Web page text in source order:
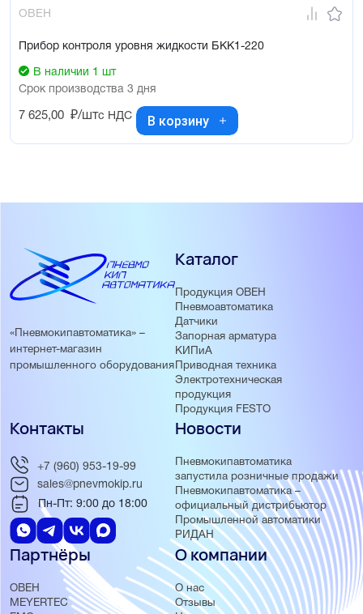
ОВЕН
Прибор контроля уровня жидкости БКК1-220
В наличии 1 шт
Срок производства 3 дня
7 625,00 ₽/штс НДС В корзину
«Пневмокипавтоматика» –
интернет-магазин
промышленного оборудования
Каталог
Продукция ОВЕН
Пневмоавтоматика
Датчики
Запорная арматура
КИПиА
Приводная техника
Электротехническая
продукция
Продукция FESTO
Новости
Пневмокипавтоматика
запустила розничные продажи
Пневмокипавтоматика –
официальный дистрибьютор
Промышленной автоматики
РИДАН
Партнёры
ОВЕН
MEYERTEC
О компании
О нас
Отзывы
Контакты
+7 (960) 953-19-99
sales@pnevmokip.ru
Пн-Пт: 9:00 до 18:00